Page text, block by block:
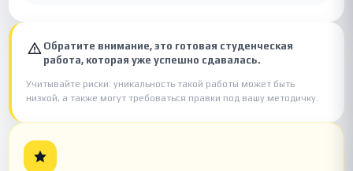
Обратите внимание, это готовая студенческая
работа, которая уже успешно сдавалась.
Учитывайте риски: уникальность такой работы может быть
низкой, а также могут требоваться правки под вашу методичку.